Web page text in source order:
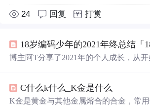
24 回复 打赏
博主阿T分享了2021年的个人成长，从
时，他也提到了面对焦虑和抑郁的挑战
语、算法技能、编码实践和学历提升等
C什么k什么_K金是什么
K金是黄金与其他金属熔合的合金，常用